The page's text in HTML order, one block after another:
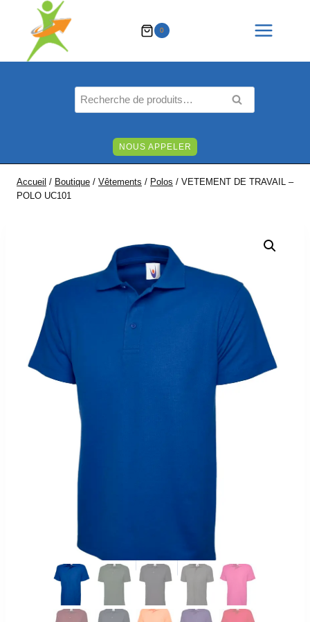
contenu
0
Recherche
pour :
RECHERCHE
NOUS APPELER
Accueil / Boutique / Vêtements / Polos / VETEMENT DE TRAVAIL –
POLO UC101